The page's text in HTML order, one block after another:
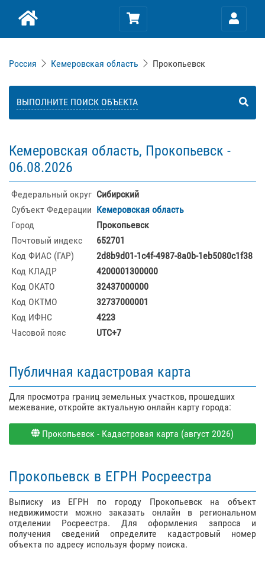
Россия Кемеровская область Прокопьевск
ВЫПОЛНИТЕ ПОИСК ОБЪЕКТА
Кемеровская область, Прокопьевск -
06.08.2026
Федеральный округ Сибирский
Субъект Федерации Кемеровская область
Город
Прокопьевск
Почтовый индекс
652701
Код ФИАС (ГАР)
2d8b9d01-1c4f-4987-8a0b-1eb5080c1f38
Код КЛАДР
4200001300000
Код ОКАТО
32437000000
Код ОКТМО
32737000001
Код ИФНС
4223
Часовой пояс
UTC+7
Публичная кадастровая карта
Для просмотра границ земельных участков, прошедших
межевание, откройте актуальную онлайн карту города:
Прокопьевск - Кадастровая карта (август 2026)
Прокопьевск в ЕГРН Росреестра
Выписку из ЕГРН по городу Прокопьевск на объект
недвижимости можно заказать онлайн в региональном
отделении Росреестра. Для оформления запроса и
получения сведений определите кадастровый номер
объекта по адресу используя форму поиска.